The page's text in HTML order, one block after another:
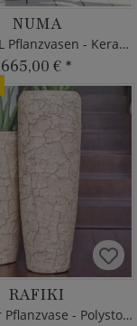
NUMA
2er Set XXL Pflanzvasen - Keramik
665,00 € *
RAFIKI
XXL Indoor Pflanzvase - Polystone